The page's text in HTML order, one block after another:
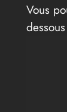
Vous
dessous